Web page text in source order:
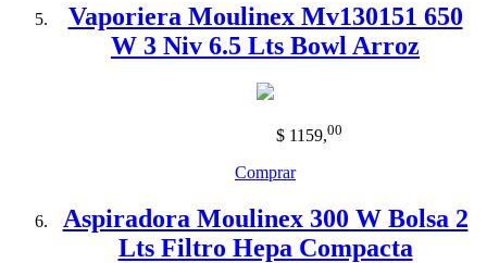
Vaporiera Moulinex Mv130151 650
W 3 Niv 6.5 Lts Bowl Arroz
$ 1159,00
Comprar
Aspiradora Moulinex 300 W Bolsa 2
Lts Filtro Hepa Compacta